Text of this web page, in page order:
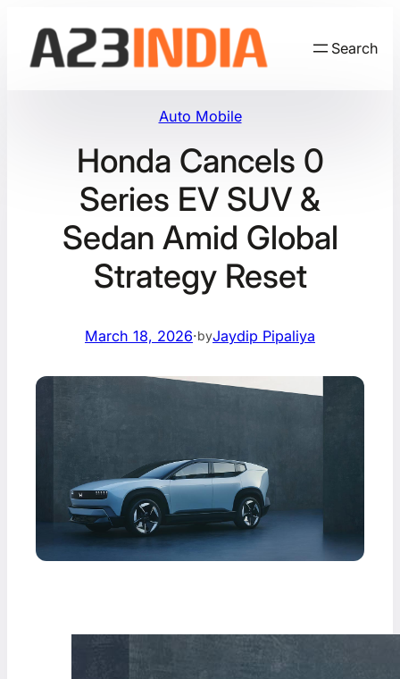
content
Search
Auto Mobile
Honda Cancels 0
Series EV SUV &
Sedan Amid Global
Strategy Reset
March 18, 2026·byJaydip Pipaliya